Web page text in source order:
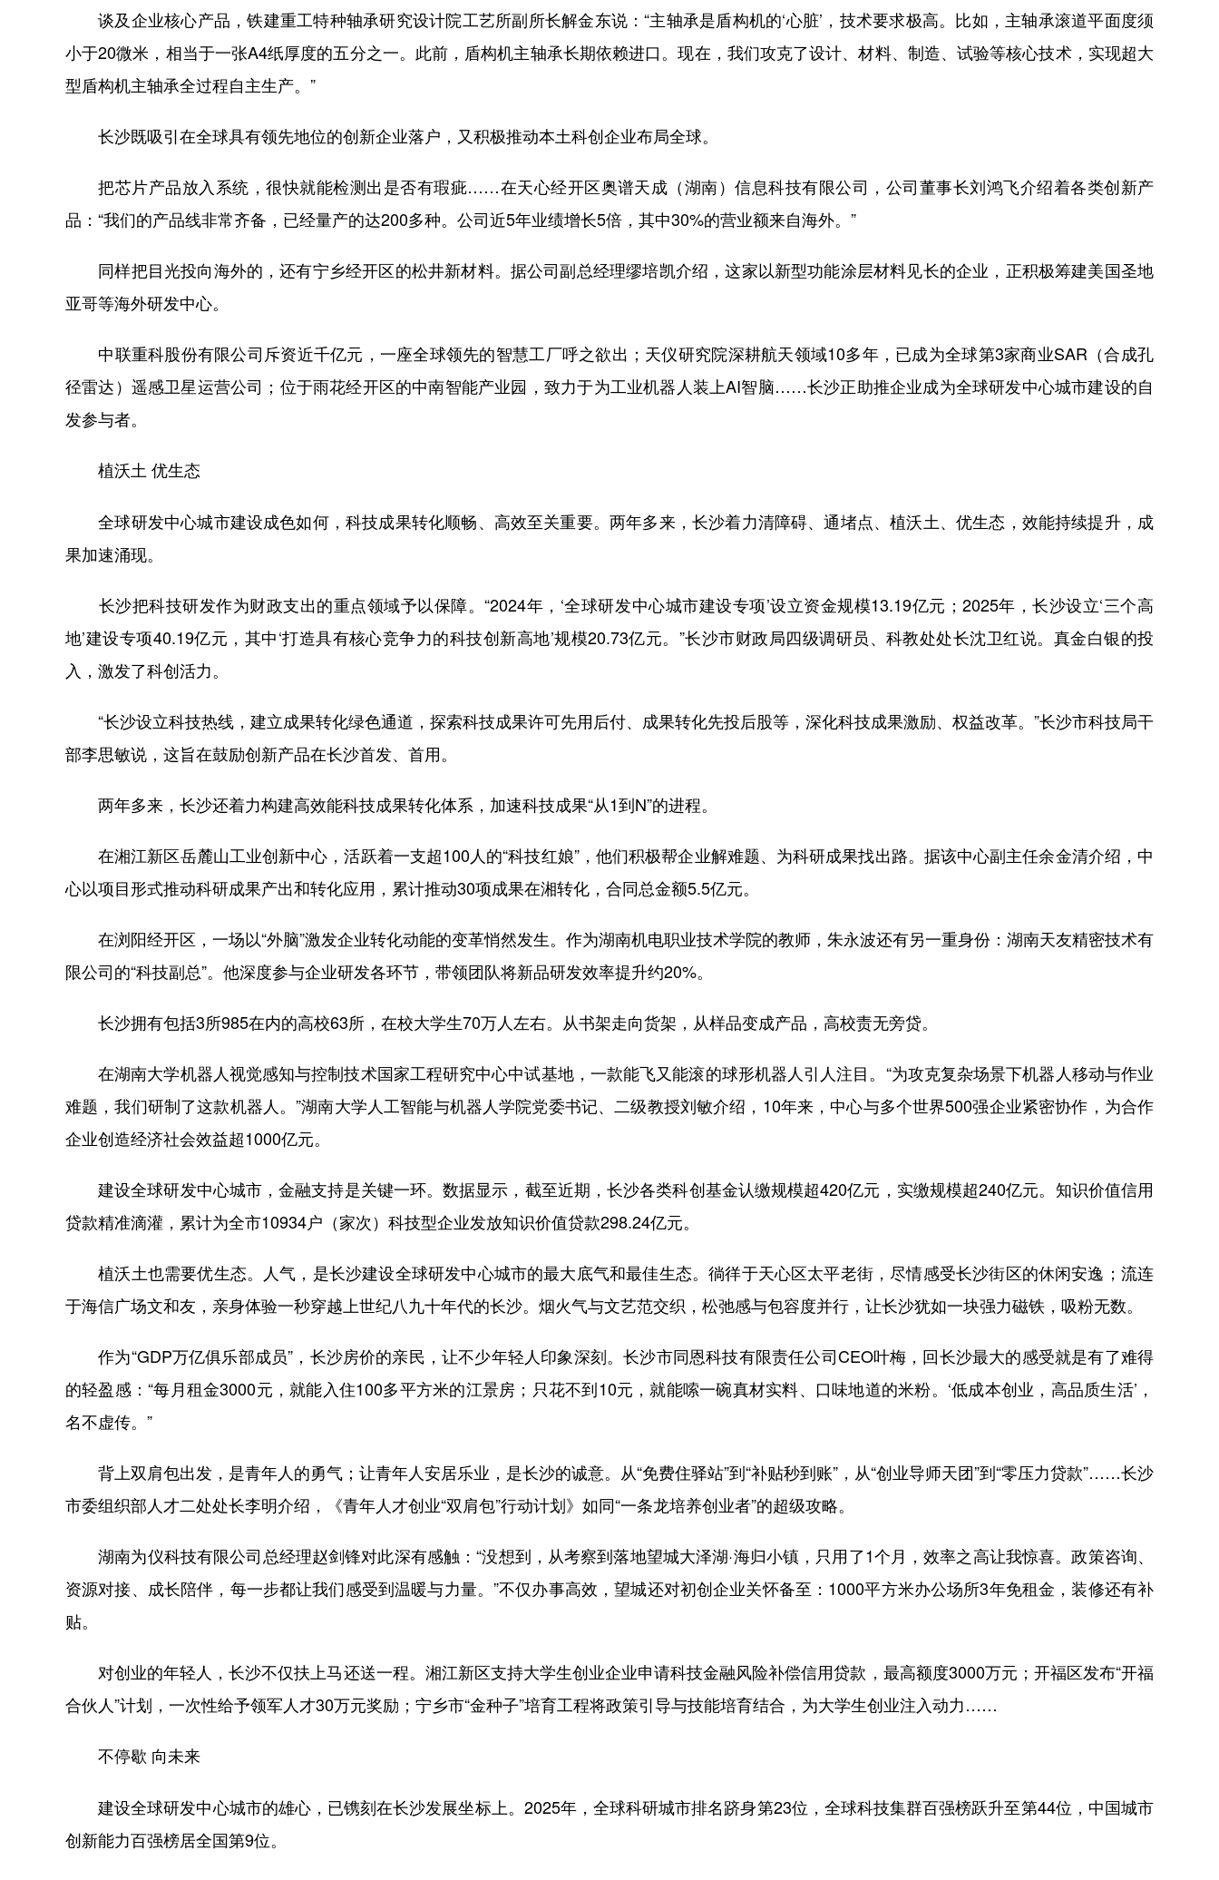
谈及企业核心产品，铁建重工特种轴承研究设计院工艺所副所长解金东说：“主轴承是盾构机的‘心脏’，技术要求极高。比如，主轴承滚道平面度须
小于20微米，相当于一张A4纸厚度的五分之一。此前，盾构机主轴承长期依赖进口。现在，我们攻克了设计、材料、制造、试验等核心技术，实现超大
型盾构机主轴承全过程自主生产。”
长沙既吸引在全球具有领先地位的创新企业落户，又积极推动本土科创企业布局全球。
把芯片产品放入系统，很快就能检测出是否有瑕疵……在天心经开区奥谱天成（湖南）信息科技有限公司，公司董事长刘鸿飞介绍着各类创新产
品：“我们的产品线非常齐备，已经量产的达200多种。公司近5年业绩增长5倍，其中30%的营业额来自海外。”
同样把目光投向海外的，还有宁乡经开区的松井新材料。据公司副总经理缪培凯介绍，这家以新型功能涂层材料见长的企业，正积极筹建美国圣地
亚哥等海外研发中心。
中联重科股份有限公司斥资近千亿元，一座全球领先的智慧工厂呼之欲出；天仪研究院深耕航天领域10多年，已成为全球第3家商业SAR（合成孔
径雷达）遥感卫星运营公司；位于雨花经开区的中南智能产业园，致力于为工业机器人装上AI智脑……长沙正助推企业成为全球研发中心城市建设的自
发参与者。
植沃土 优生态
全球研发中心城市建设成色如何，科技成果转化顺畅、高效至关重要。两年多来，长沙着力清障碍、通堵点、植沃土、优生态，效能持续提升，成
果加速涌现。
长沙把科技研发作为财政支出的重点领域予以保障。“2024年，‘全球研发中心城市建设专项’设立资金规模13.19亿元；2025年，长沙设立‘三个高
地’建设专项40.19亿元，其中‘打造具有核心竞争力的科技创新高地’规模20.73亿元。”长沙市财政局四级调研员、科教处处长沈卫红说。真金白银的投
入，激发了科创活力。
“长沙设立科技热线，建立成果转化绿色通道，探索科技成果许可先用后付、成果转化先投后股等，深化科技成果激励、权益改革。”长沙市科技局干
部李思敏说，这旨在鼓励创新产品在长沙首发、首用。
两年多来，长沙还着力构建高效能科技成果转化体系，加速科技成果“从1到N”的进程。
在湘江新区岳麓山工业创新中心，活跃着一支超100人的“科技红娘”，他们积极帮企业解难题、为科研成果找出路。据该中心副主任余金清介绍，中
心以项目形式推动科研成果产出和转化应用，累计推动30项成果在湘转化，合同总金额5.5亿元。
在浏阳经开区，一场以“外脑”激发企业转化动能的变革悄然发生。作为湖南机电职业技术学院的教师，朱永波还有另一重身份：湖南天友精密技术有
限公司的“科技副总”。他深度参与企业研发各环节，带领团队将新品研发效率提升约20%。
长沙拥有包括3所985在内的高校63所，在校大学生70万人左右。从书架走向货架，从样品变成产品，高校责无旁贷。
在湖南大学机器人视觉感知与控制技术国家工程研究中心中试基地，一款能飞又能滚的球形机器人引人注目。“为攻克复杂场景下机器人移动与作业
难题，我们研制了这款机器人。”湖南大学人工智能与机器人学院党委书记、二级教授刘敏介绍，10年来，中心与多个世界500强企业紧密协作，为合作
企业创造经济社会效益超1000亿元。
建设全球研发中心城市，金融支持是关键一环。数据显示，截至近期，长沙各类科创基金认缴规模超420亿元，实缴规模超240亿元。知识价值信用
贷款精准滴灌，累计为全市10934户（家次）科技型企业发放知识价值贷款298.24亿元。
植沃土也需要优生态。人气，是长沙建设全球研发中心城市的最大底气和最佳生态。徜徉于天心区太平老街，尽情感受长沙街区的休闲安逸；流连
于海信广场文和友，亲身体验一秒穿越上世纪八九十年代的长沙。烟火气与文艺范交织，松弛感与包容度并行，让长沙犹如一块强力磁铁，吸粉无数。
作为“GDP万亿俱乐部成员”，长沙房价的亲民，让不少年轻人印象深刻。长沙市同恩科技有限责任公司CEO叶梅，回长沙最大的感受就是有了难得
的轻盈感：“每月租金3000元，就能入住100多平方米的江景房；只花不到10元，就能嗦一碗真材实料、口味地道的米粉。‘低成本创业，高品质生活’，
名不虚传。”
背上双肩包出发，是青年人的勇气；让青年人安居乐业，是长沙的诚意。从“免费住驿站”到“补贴秒到账”，从“创业导师天团”到“零压力贷款”……长沙
市委组织部人才二处处长李明介绍，《青年人才创业“双肩包”行动计划》如同“一条龙培养创业者”的超级攻略。
湖南为仪科技有限公司总经理赵剑锋对此深有感触：“没想到，从考察到落地望城大泽湖·海归小镇，只用了1个月，效率之高让我惊喜。政策咨询、
资源对接、成长陪伴，每一步都让我们感受到温暖与力量。”不仅办事高效，望城还对初创企业关怀备至：1000平方米办公场所3年免租金，装修还有补
贴。
对创业的年轻人，长沙不仅扶上马还送一程。湘江新区支持大学生创业企业申请科技金融风险补偿信用贷款，最高额度3000万元；开福区发布“开福
合伙人”计划，一次性给予领军人才30万元奖励；宁乡市“金种子”培育工程将政策引导与技能培育结合，为大学生创业注入动力……
不停歇 向未来
建设全球研发中心城市的雄心，已镌刻在长沙发展坐标上。2025年，全球科研城市排名跻身第23位，全球科技集群百强榜跃升至第44位，中国城市
创新能力百强榜居全国第9位。